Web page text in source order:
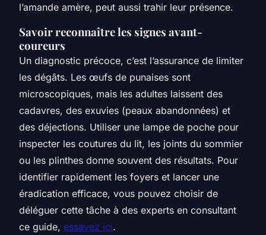
l’amande amère, peut aussi trahir leur présence.
Savoir reconnaître les signes avant-
coureurs
Un diagnostic précoce, c’est l’assurance de limiter
les dégâts. Les œufs de punaises sont
microscopiques, mais les adultes laissent des
cadavres, des exuvies (peaux abandonnées) et
des déjections. Utiliser une lampe de poche pour
inspecter les coutures du lit, les joints du sommier
ou les plinthes donne souvent des résultats. Pour
identifier rapidement les foyers et lancer une
éradication efficace, vous pouvez choisir de
déléguer cette tâche à des experts en consultant
ce guide, essayez ici.